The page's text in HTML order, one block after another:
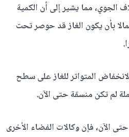
الجوي، مما يشير إلى أن الكمية
بأن يكون الغاز قد حوصر تحت
المتواتر للغاز على سطح
لم تكن منسقة حتى الآن.
الآن، فإن وكالات الفضاء الأخرى